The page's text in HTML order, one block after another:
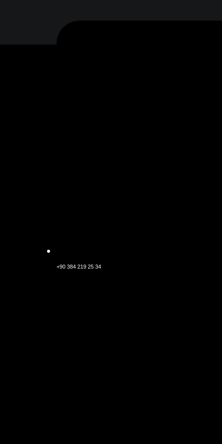
+90 384 219 25 34